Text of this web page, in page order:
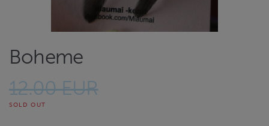
Boheme
12.00 EUR
SOLD OUT